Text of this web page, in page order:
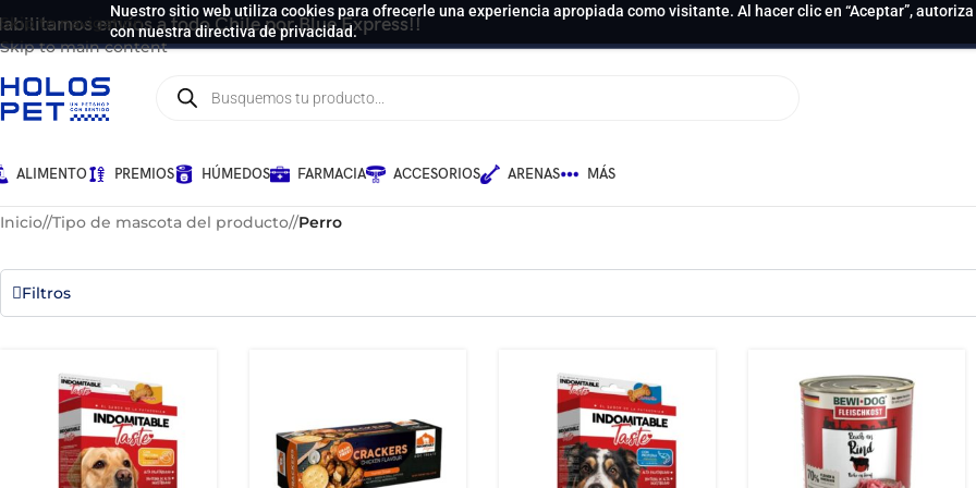
Nuestro sitio web utiliza cookies para ofrecerle una experiencia apropiada como visitante. Al hacer clic en “Aceptar”,
con nuestra directiva de privacidad.
Skip to navigation
Skip to main content
envíos a todo Chile por Blue Express!!
ALIMENTO PREMIOS HÚMEDOS FARMACIA ACCESORIOS ARENAS MÁS
Inicio/ Tipo de mascota del producto/ Perro
Filtros